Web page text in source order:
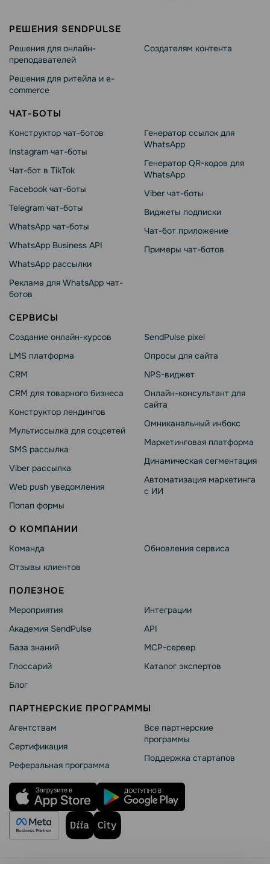
РЕШЕНИЯ SENDPULSE
Решения для онлайн-
преподавателей
Решения для ритейла и e-
commerce
Создателям контента
ЧАТ-БОТЫ
Конструктор чат-ботов
Instagram чат-боты
Чат-бот в TikTok
Facebook чат-боты
Telegram чат-боты
WhatsApp чат-боты
WhatsApp Business API
WhatsApp рассылки
Реклама для WhatsApp чат-
ботов
Генератор ссылок для
WhatsApp
Генератор QR-кодов для
WhatsApp
Viber чат-боты
Виджеты подписки
Чат-бот приложение
Примеры чат-ботов
СЕРВИСЫ
Создание онлайн-курсов
LMS платформа
CRM
CRM для товарного бизнеса
Конструктор лендингов
Мультиссылка для соцсетей
SMS рассылка
Viber рассылка
Web push уведомления
Попап формы
SendPulse pixel
Опросы для сайта
NPS-виджет
Онлайн-консультант для
сайта
Омниканальный инбокс
Маркетинговая платформа
Динамическая сегментация
Автоматизация маркетинга
с ИИ
О КОМПАНИИ
Команда
Отзывы клиентов
Обновления сервиса
ПОЛЕЗНОЕ
Мероприятия
Академия SendPulse
База знаний
Глоссарий
Блог
Интеграции
API
MCP-сервер
Каталог экспертов
ПАРТНЕРСКИЕ ПРОГРАММЫ
Агентствам
Сертификация
Реферальная программа
Все партнерские
программы
Поддержка стартапов